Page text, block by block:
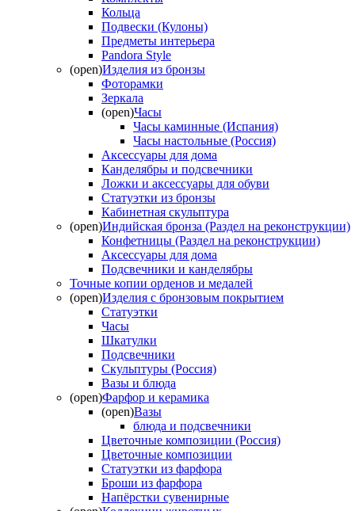
Кольца
Подвески (Кулоны)
Предметы интерьера
Pandora Style
(open)Изделия из бронзы
Фоторамки
Зеркала
(open)Часы
Часы каминные (Испания)
Часы настольные (Россия)
Аксессуары для дома
Канделябры и подсвечники
Ложки и аксессуары для обуви
Статуэтки из бронзы
Кабинетная скульптура
(open)Индийская бронза (Раздел на реконструкции)
Конфетницы (Раздел на реконструкции)
Аксессуары для дома
Подсвечники и канделябры
Точные копии орденов и медалей
(open)Изделия с бронзовым покрытием
Статуэтки
Часы
Шкатулки
Подсвечники
Скульптуры (Россия)
Вазы и блюда
(open)Фарфор и керамика
(open)Вазы
блюда и подсвечники
Цветочные композиции (Россия)
Цветочные композиции
Статуэтки из фарфора
Броши из фарфора
Напёрстки сувенирные